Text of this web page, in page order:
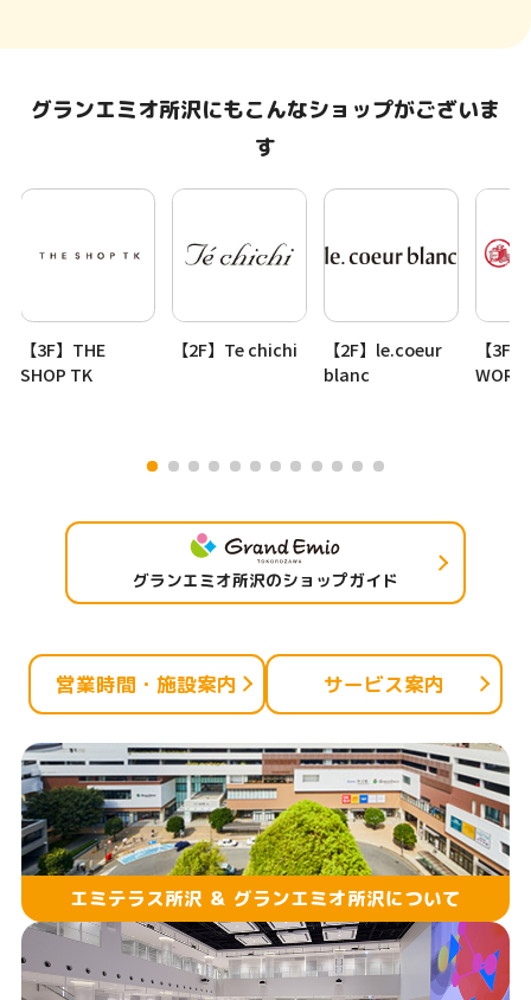
グランエミオ所沢にもこんなショップがございま
す
【3F】THE
SHOP TK
【2F】Te chichi
【2F】le.coeur
blanc
【3F
グランエミオ所沢のショップガイド
営業時間・施設案内 サービス案内
エミテラス所沢 ＆ グランエミオ所沢について